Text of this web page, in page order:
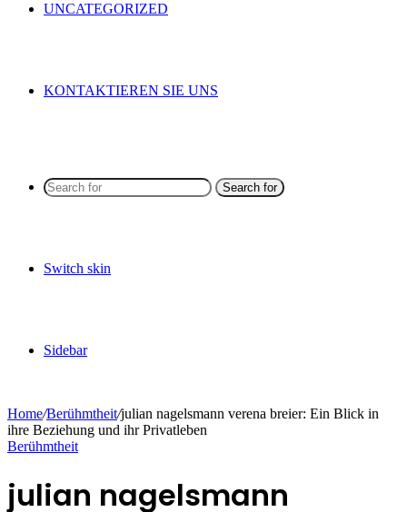
UNCATEGORIZED
KONTAKTIEREN SIE UNS
Search for
Switch skin
Sidebar
Home/Berühmtheit/julian nagelsmann verena breier: Ein Blick in
ihre Beziehung und ihr Privatleben
Berühmtheit
julian nagelsmann